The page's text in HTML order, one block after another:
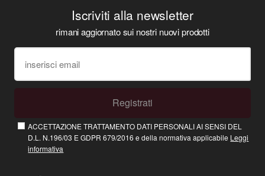
Iscriviti alla newsletter
rimani aggiornato sui nostri nuovi prodotti
Registrati
ACCETTAZIONE TRATTAMENTO DATI PERSONALI AI SENSI DEL
D.L. N.196/03 E GDPR 679/2016 e della normativa applicabile Leggi
informativa